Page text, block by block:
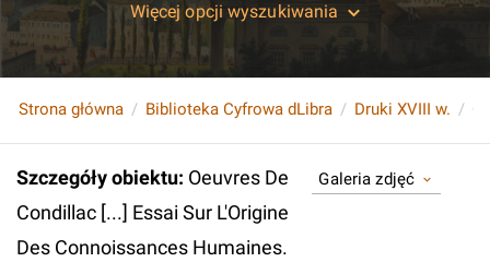
Więcej opcji wyszukiwania
Strona główna Biblioteka Cyfrowa dLibra Druki XVIII w.
Szczegóły obiektu: Oeuvres De
Condillac [...] Essai Sur L'Origine
Des Connoissances Humaines.
Galeria zdjęć